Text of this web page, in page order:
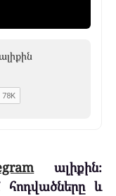
ալիքին։
հոդվածները և